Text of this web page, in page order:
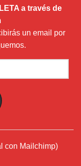
a través de
un email por
con Mailchimp)